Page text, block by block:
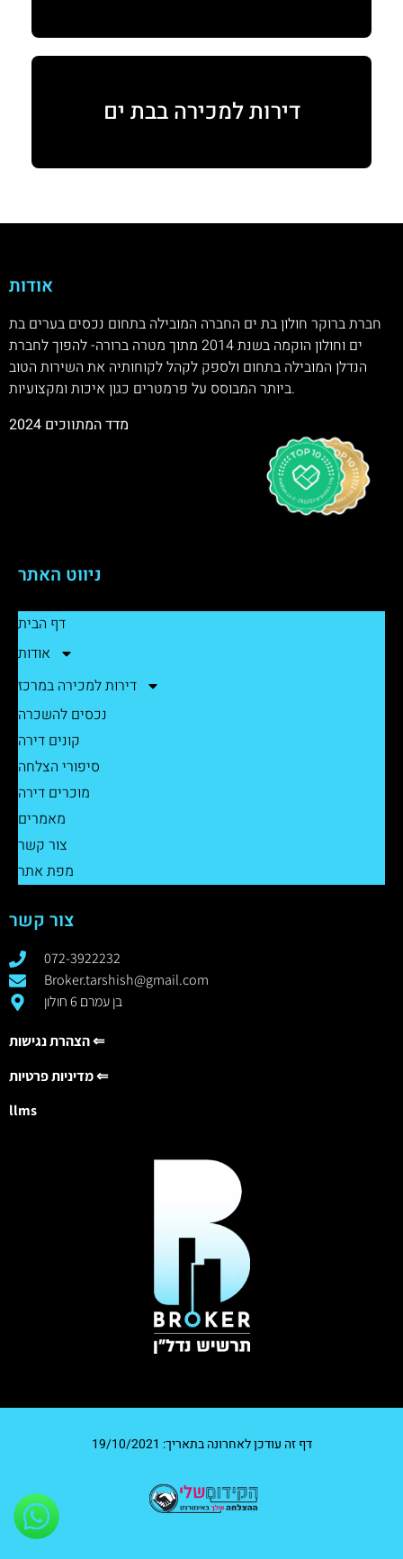
דירות למכירה בבת ים
אודות
חברת ברוקר חולון בת ים החברה המובילה בתחום נכסים בערים בת
ים וחולון הוקמה בשנת 2014 מתוך מטרה ברורה- להפוך לחברת
הנדלן המובילה בתחום ולספק לקהל לקוחותיה את השירות הטוב
ביותר המבוסס על פרמטרים כגון איכות ומקצועיות.
ניווט האתר
דף הבית
אודות
דירות למכירה במרכז
נכסים להשכרה
קונים דירה
סיפורי הצלחה
מוכרים דירה
מאמרים
צור קשר
מפת אתר
צור קשר
072-3922232
Broker.tarshish@gmail.com
בן עמרם 6 חולון
הצהרת נגישות ⇐
מדיניות פרטיות ⇐
llms
דף זה עודכן לאחרונה בתאריך: 19/10/2021